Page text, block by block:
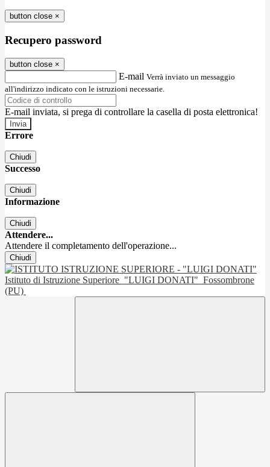
button close ×
Recupero password
button close ×
E-mail Verrà inviato un messaggio
all'indirizzo indicato con le istruzioni necessarie.
E-mail inviata, si prega di controllare la casella di posta elettronica!
Errore
Chiudi
Successo
Chiudi
Informazione
Chiudi
Attendere...
Attendere il completamento dell'operazione...
Chiudi
Istituto di Istruzione Superiore "LUIGI DONATI" Fossombrone
(PU)